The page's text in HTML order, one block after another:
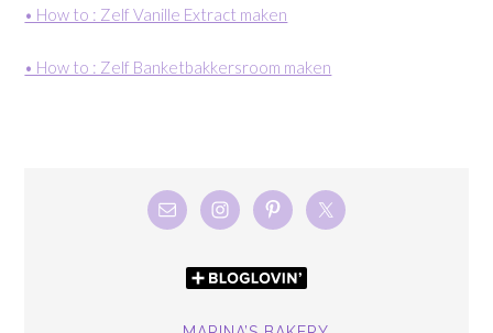
• How to : Zelf Vanille Extract maken
• How to : Zelf Banketbakkersroom maken